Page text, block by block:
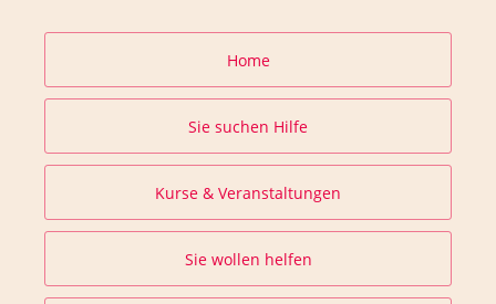
Home
Sie suchen Hilfe
Kurse & Veranstaltungen
Sie wollen helfen